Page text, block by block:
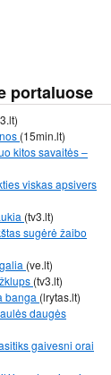
portaluose
(15min.lt)
kitos savaitės –
viskas apsivers
(tv3.lt)
sugėrė žaibo
(ve.lt)
(tv3.lt)
banga (lrytas.lt)
daugės
gaivesni orai